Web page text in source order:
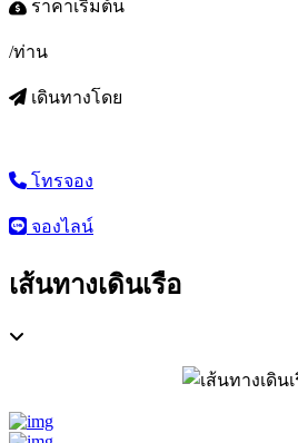
ราคาเริ่มต้น
/ท่าน
เดินทางโดย
โทรจอง
จองไลน์
เส้นทางเดินเรือ